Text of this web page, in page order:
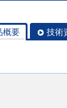
概要 技術